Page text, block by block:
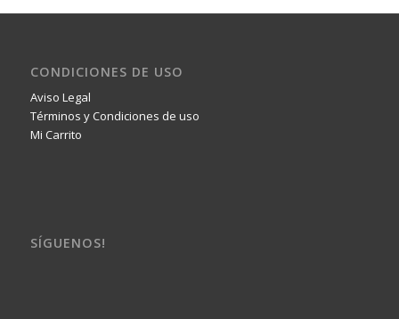
CONDICIONES DE USO
Aviso Legal
Términos y Condiciones de uso
Mi Carrito
SÍGUENOS!